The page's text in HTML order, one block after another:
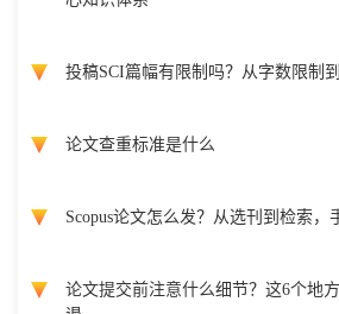
投稿SCI篇幅有限制吗？从字数限制
论文查重标准是什么
Scopus论文怎么发？从选刊到检索，
论文提交前注意什么细节？这6个地